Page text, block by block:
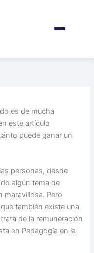
es de mucha
este artículo
puede ganar un
personas, desde
algún tema de
maravillosa. Pero
también existe una
de la remuneración
en Pedagogía en la